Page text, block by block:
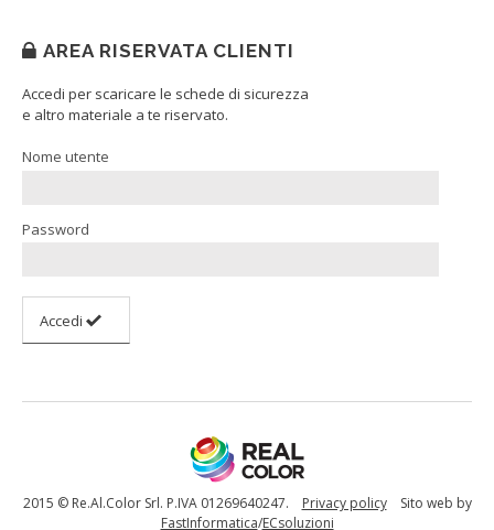
AREA RISERVATA CLIENTI
Accedi per scaricare le schede di sicurezza
e altro materiale a te riservato.
Nome utente
Password
Accedi
2015 © Re.Al.Color Srl. P.IVA 01269640247. Privacy policySito web by
FastInformatica/ECsoluzioni